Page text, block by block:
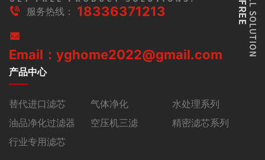
服务热线： 18336371213
Email：yghome2022@gmail.com
产品中心
替代进口滤芯 气体净化
水处理系列
油品净化过滤器
空压机三滤
精密滤芯系列
行业专用滤芯